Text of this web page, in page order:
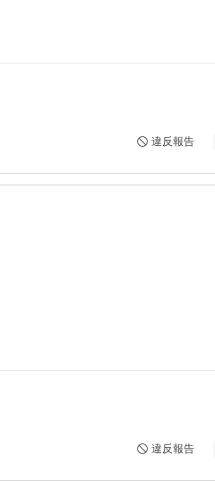
違反報告
違反報告